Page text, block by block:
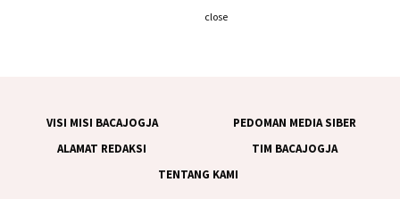
VISI MISI BACAJOGJA
PEDOMAN MEDIA SIBER
ALAMAT REDAKSI
TIM BACAJOGJA
TENTANG KAMI
close